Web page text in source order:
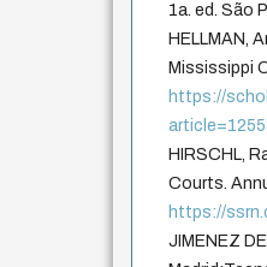
1a. ed. São
HELLMAN,
Mississippi
https://
HIRSCHL,
Courts.
https://
JIMENEZ